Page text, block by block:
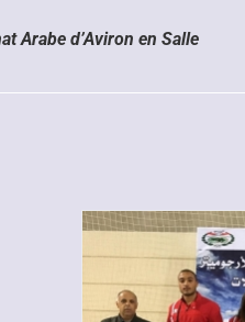
Arabe d’Aviron en Salle